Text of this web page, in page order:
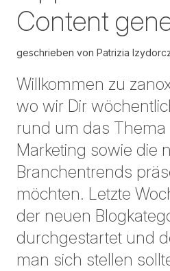
Content
geschrieben von Patrizia
Willkommen zu
wo wir Dir
rund um das Thema
Marketing sowie die
Branchentrends
möchten. Letzte
der neuen
durchgestartet und
man sich stellen